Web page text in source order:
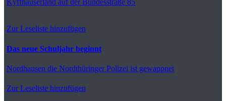
Zur Leseliste hinzufügen
Das neue Schuljahr beginnt
Nordhausen die Nordthüringer Polizei ist gewappnet
Zur Leseliste hinzufügen